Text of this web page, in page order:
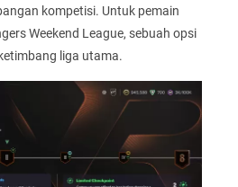
kompetisi. Untuk pemain
Weekend League, sebuah opsi
liga utama.